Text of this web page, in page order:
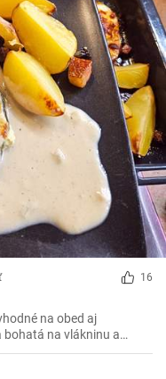
16
na obed aj
bohatá na vlákninu a
príprava a